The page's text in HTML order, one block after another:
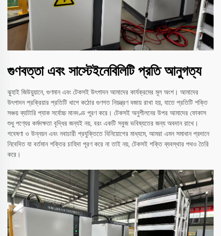
গুণবত্তা এবং সাস্টেইনেবিলিটি প্রতি আনুগত্য
ঝুহাই জিউয়ুয়ানে, গুণমান এবং টেকসই উৎপাদন আমাদের কার্যক্রমের মূল অংশ। আমাদের
উৎপাদন প্রক্রিয়ার প্রতিটি ধাপে কঠোর গুণগত নিয়ন্ত্রণ বজায় রাখা হয়, যাতে প্রতিটি শক্তি
সঞ্চয় ব্যাটারি প্যাক সর্বোচ্চ মানদণ্ড পূরণ করে। টেকসই অনুশীলনের উপর আমাদের ফোকাস
শুধু পণ্যের কর্মদক্ষতা বৃদ্ধির জন্যই নয়, বরং একটি সবুজ ভবিষ্যতের জন্য অবদান রাখে।
গবেষণা ও উন্নয়ন এবং নবাচারী প্রযুক্তিতে বিনিয়োগের মাধ্যমে, আমরা এমন সমাধান প্রদানে
নিবেদিত যা বর্তমান শক্তির চাহিদা পূরণ করে না তাই নয়, টেকসই শক্তি ব্যবস্থার পথও তৈরি
করে।